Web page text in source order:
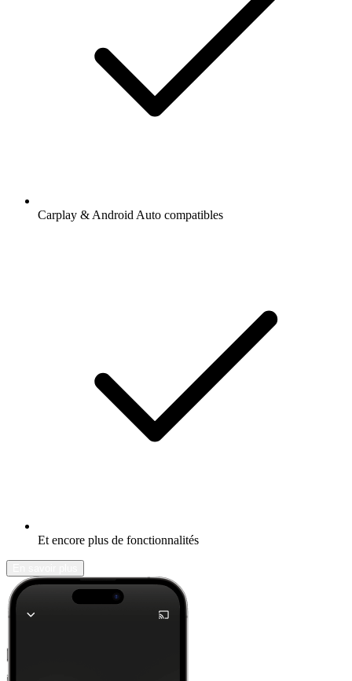
Carplay & Android Auto compatibles
Et encore plus de fonctionnalités